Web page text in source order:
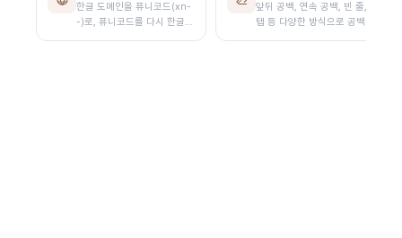
한글 도메인을 퓨니코드(xn-
-)로, 퓨니코드를 다시 한글로
앞뒤 공백, 연속 공백, 빈 줄,
탭 등 다양한 방식으로 공백을